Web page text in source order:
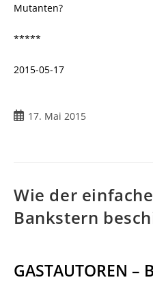
Mutanten?
*****
2015-05-17
Beitrag17. Mai 2015
Wie der
Bankstern
GASTAUTOREN –